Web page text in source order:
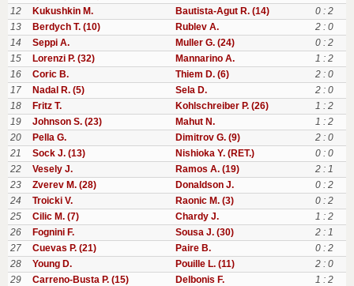
12
Kukushkin M. Bautista-Agut R. (14)
0 : 2
13
Berdych T. (10) Rublev A.
2 : 0
14
Seppi A. Muller G. (24)
0 : 2
15
Lorenzi P. (32) Mannarino A.
1 : 2
16
Coric B. Thiem D. (6)
2 : 0
17
Nadal R. (5) Sela D.
2 : 0
18
Fritz T. Kohlschreiber P. (26)
1 : 2
19
Johnson S. (23) Mahut N.
1 : 2
20
Pella G. Dimitrov G. (9)
2 : 0
21
Sock J. (13) Nishioka Y. (RET.)
0 : 0
22
Vesely J. Ramos A. (19)
2 : 1
23
Zverev M. (28) Donaldson J.
0 : 2
24
Troicki V. Raonic M. (3)
0 : 2
25
Cilic M. (7) Chardy J.
1 : 2
26
Fognini F. Sousa J. (30)
2 : 1
27
Cuevas P. (21) Paire B.
0 : 2
28
Young D. Pouille L. (11)
2 : 0
29
Carreno-Busta P. (15) Delbonis F.
1 : 2